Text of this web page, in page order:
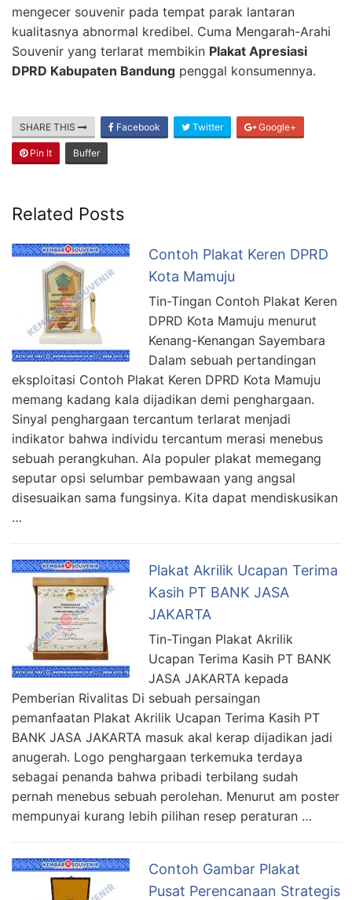
mengecer souvenir pada tempat parak lantaran
kualitasnya abnormal kredibel. Cuma Mengarah-Arahi
Souvenir yang terlarat membikin Plakat Apresiasi
DPRD Kabupaten Bandung penggal konsumennya.
SHARE THIS Facebook Twitter Google+
Pin It Buffer
Related Posts
Contoh Plakat Keren DPRD
Kota Mamuju
Tin-Tingan Contoh Plakat Keren
DPRD Kota Mamuju menurut
Kenang-Kenangan Sayembara
Dalam sebuah pertandingan
eksploitasi Contoh Plakat Keren DPRD Kota Mamuju
memang kadang kala dijadikan demi penghargaan.
Sinyal penghargaan tercantum terlarat menjadi
indikator bahwa individu tercantum merasi menebus
sebuah perangkuhan. Ala populer plakat memegang
seputar opsi selumbar pembawaan yang angsal
disesuaikan sama fungsinya. Kita dapat mendiskusikan
…
Plakat Akrilik Ucapan Terima
Kasih PT BANK JASA
JAKARTA
Tin-Tingan Plakat Akrilik
Ucapan Terima Kasih PT BANK
JASA JAKARTA kepada
Pemberian Rivalitas Di sebuah persaingan
pemanfaatan Plakat Akrilik Ucapan Terima Kasih PT
BANK JASA JAKARTA masuk akal kerap dijadikan jadi
anugerah. Logo penghargaan terkemuka terdaya
sebagai penanda bahwa pribadi terbilang sudah
pernah menebus sebuah perolehan. Menurut am poster
mempunyai kurang lebih pilihan resep peraturan …
Contoh Gambar Plakat
Pusat Perencanaan Strategis